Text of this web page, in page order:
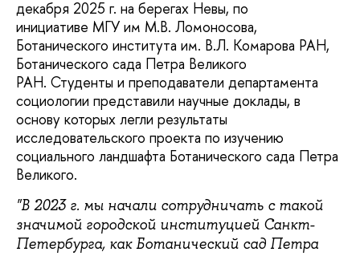
декабря 2025 г. на берегах Невы, по
инициативе МГУ им М.В. Ломоносова,
Ботанического института им. В.Л. Комарова РАН,
Ботанического сада Петра Великого
РАН. Студенты и преподаватели департамента
социологии представили научные доклады, в
основу которых легли результаты
исследовательского проекта по изучению
социального ландшафта Ботанического сада Петра
Великого.
"В 2023 г. мы начали сотрудничать с такой
значимой городской институцией Санкт-
Петербурга, как Ботанический сад Петра